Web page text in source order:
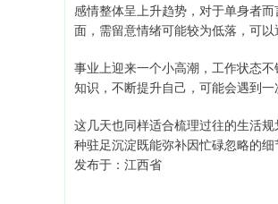
感情整体呈上升趋势，对于单身者
面，需留意情绪可能较为低落，可
事业上迎来一个小高潮，工作状态
知识，不断提升自己，可能会遇到一
这几天也同样适合梳理过往的生活
种驻足沉淀既能弥补因忙碌忽略的
发布于：江西省